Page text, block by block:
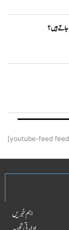
ہیں؟
[youtube-feed
اہم خبریں